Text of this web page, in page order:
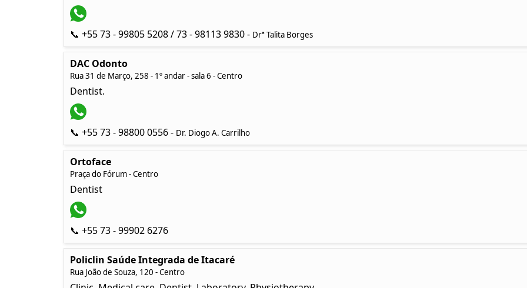
📞 +55 73 - 99805 5208 / 73 - 98113 9830 - Drª Talita Borges
DAC Odonto
Rua 31 de Março, 258 - 1º andar - sala 6 - Centro
Dentist.
📞 +55 73 - 98800 0556 - Dr. Diogo A. Carrilho
Ortoface
Praça do Fórum - Centro
Dentist
📞 +55 73 - 99902 6276
Policlin Saúde Integrada de Itacaré
Rua João de Souza, 120 - Centro